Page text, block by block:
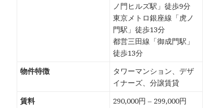
ノ門ヒルズ駅」徒歩9分
東京メトロ銀座線「虎ノ
門駅」徒歩13分
都営三田線「御成門駅」
徒歩13分
物件特徴
タワーマンション、デザ
イナーズ、分譲賃貸
賃料
290,000円 – 299,000円